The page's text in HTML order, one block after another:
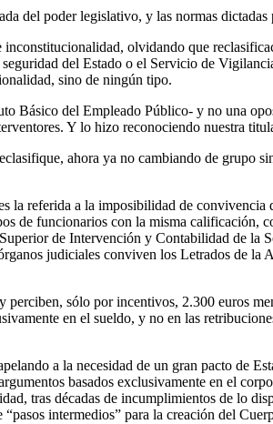
del poder legislativo, y las normas
olvidando que
del Estado o el Servicio de
sino de ningún tipo.
Básico del Empleado Público- y no una
Y lo hizo reconociendo nuestra
ahora ya no cambiando de grupo
la referida a la imposibilidad de
de funcionarios con la misma calificación,
de Intervención y Contabilidad de la
judiciales conviven los Letrados de la
sólo por incentivos, 2.300 euros
en el sueldo, y no en las
a la necesidad de un gran pacto de
basados exclusivamente en el
tras décadas de incumplimientos de lo
intermedios” para la creación del